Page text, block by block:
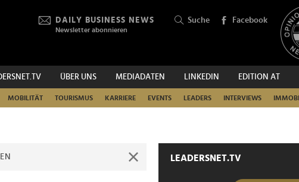
DAILY BUSINESS NEWS
Newsletter abonnieren
Suche Facebook
ÜBER UNS MEDIADATEN LINKEDIN EDITION AT
MOBILITÄT TOURISMUS KARRIERE EVENTS LEADERS INTERVIEWS
SUCHEN
LEADERSNET.TV